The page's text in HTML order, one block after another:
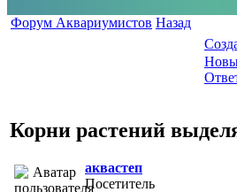
Форум Аквариумистов Назад
Корни растений
аквастеп
Посетитель